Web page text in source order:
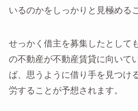
いるのかをしっかりと見極める
せっかく借主を募集したとして
の不動産が不動産賃貸に向いて
ば、思うように借り手を見つけ
労することが予想されます。